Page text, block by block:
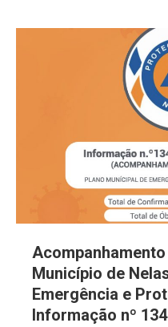
Município de
Emergência e
Informação nº